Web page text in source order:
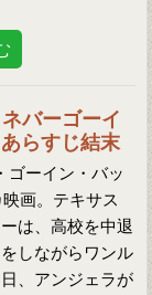
バーゴーイ
らすじ結末
ゴーイン・バッ
画。テキサス
は、高校を中退
しながらワンル
、アンジェラが